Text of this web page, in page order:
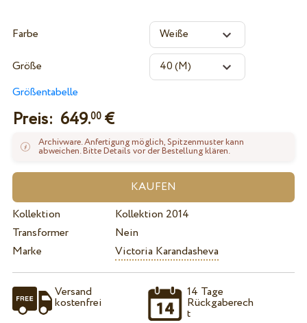
Farbe
Größe
Größentabelle
Preis: 649.00€
Archivware. Anfertigung möglich, Spitzenmuster kann
abweichen. Bitte Details vor der Bestellung klären.
Kollektion
Kollektion 2014
Transformer
Nein
Marke
Victoria Karandasheva
Versand
kostenfrei
14 Tage
Rückgaberech
t